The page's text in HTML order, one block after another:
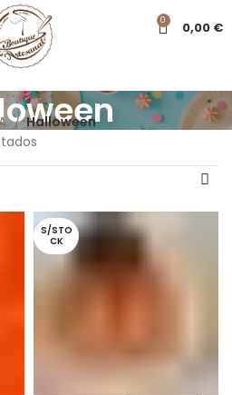
0 0,00 €
Halloween
S/STO
CK